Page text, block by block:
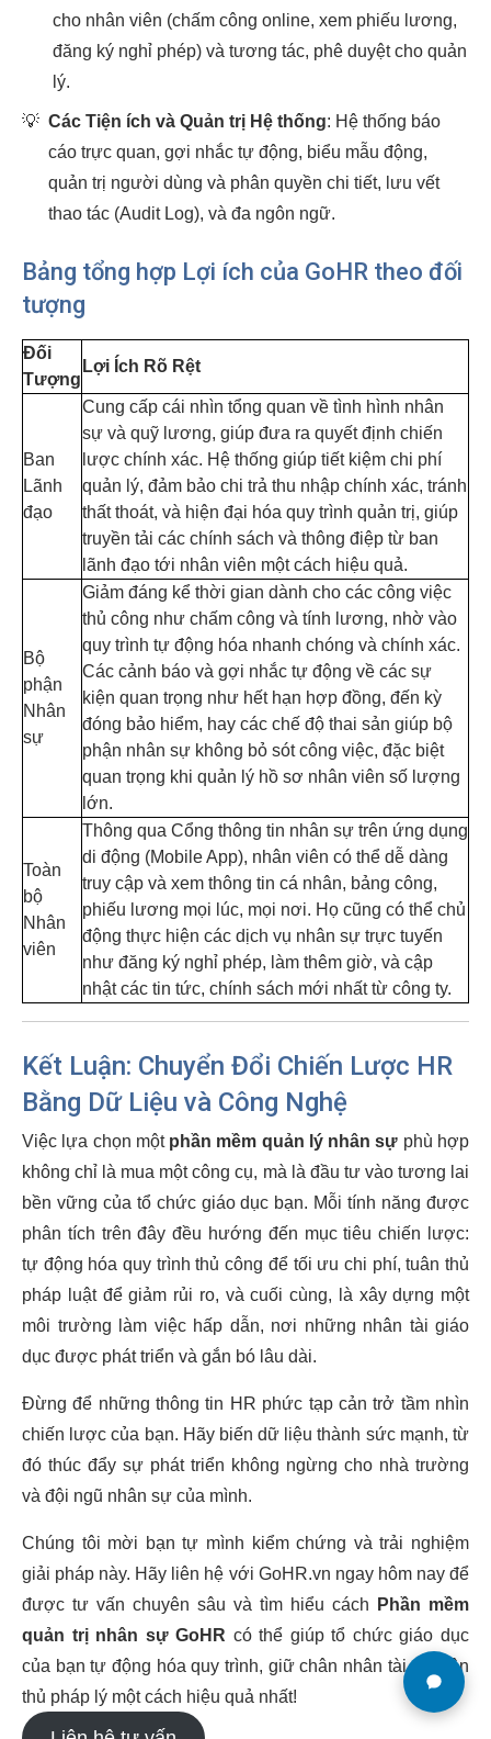
cho nhân viên (chấm công online, xem phiếu lương,
đăng ký nghỉ phép) và tương tác, phê duyệt cho quản
lý.
💡 Các Tiện ích và Quản trị Hệ thống: Hệ thống báo
cáo trực quan, gợi nhắc tự động, biểu mẫu động,
quản trị người dùng và phân quyền chi tiết, lưu vết
thao tác (Audit Log), và đa ngôn ngữ.
Bảng tổng hợp Lợi ích của GoHR theo đối
tượng
Đối
Tượng
Lợi Ích Rõ Rệt
Ban
Lãnh
đạo
Cung cấp cái nhìn tổng quan về tình hình nhân
sự và quỹ lương, giúp đưa ra quyết định chiến
lược chính xác. Hệ thống giúp tiết kiệm chi phí
quản lý, đảm bảo chi trả thu nhập chính xác, tránh
thất thoát, và hiện đại hóa quy trình quản trị, giúp
truyền tải các chính sách và thông điệp từ ban
lãnh đạo tới nhân viên một cách hiệu quả.
Bộ
phận
Nhân
sự
Giảm đáng kể thời gian dành cho các công việc
thủ công như chấm công và tính lương, nhờ vào
quy trình tự động hóa nhanh chóng và chính xác.
Các cảnh báo và gợi nhắc tự động về các sự
kiện quan trọng như hết hạn hợp đồng, đến kỳ
đóng bảo hiểm, hay các chế độ thai sản giúp bộ
phận nhân sự không bỏ sót công việc, đặc biệt
quan trọng khi quản lý hồ sơ nhân viên số lượng
lớn.
Toàn
bộ
Nhân
viên
Thông qua Cổng thông tin nhân sự trên ứng dụng
di động (Mobile App), nhân viên có thể dễ dàng
truy cập và xem thông tin cá nhân, bảng công,
phiếu lương mọi lúc, mọi nơi. Họ cũng có thể chủ
động thực hiện các dịch vụ nhân sự trực tuyến
như đăng ký nghỉ phép, làm thêm giờ, và cập
nhật các tin tức, chính sách mới nhất từ công ty.
Kết Luận: Chuyển Đổi Chiến Lược HR
Bằng Dữ Liệu và Công Nghệ
Việc lựa chọn một phần mềm quản lý nhân sự phù hợp
không chỉ là mua một công cụ, mà là đầu tư vào tương lai
bền vững của tổ chức giáo dục bạn. Mỗi tính năng được
phân tích trên đây đều hướng đến mục tiêu chiến lược:
tự động hóa quy trình thủ công để tối ưu chi phí, tuân thủ
pháp luật để giảm rủi ro, và cuối cùng, là xây dựng một
môi trường làm việc hấp dẫn, nơi những nhân tài giáo
dục được phát triển và gắn bó lâu dài.
Đừng để những thông tin HR phức tạp cản trở tầm nhìn
chiến lược của bạn. Hãy biến dữ liệu thành sức mạnh, từ
đó thúc đẩy sự phát triển không ngừng cho nhà trường
và đội ngũ nhân sự của mình.
Chúng tôi mời bạn tự mình kiểm chứng và trải nghiệm
giải pháp này. Hãy liên hệ với GoHR.vn ngay hôm nay để
được tư vấn chuyên sâu và tìm hiểu cách
Phần mềm
quản trị nhân sự GoHR có thể giúp tổ chức giáo dục
của bạn tự động hóa quy trình, giữ chân nhân tài và tuân
thủ pháp lý một cách hiệu quả nhất!